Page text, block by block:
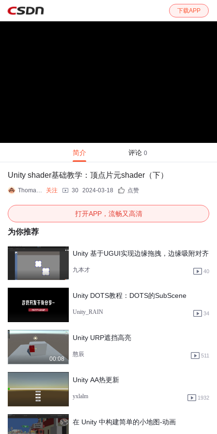
下载APP
简介 评论 0
Unity shader基础教学：顶点片元shader（下）
Thomas_YXQ 关注 30 2024-03-18 点赞
打开APP，流畅又高清
为你推荐
Unity 基于UGUI实现边缘拖拽，边缘吸附对齐
九本才 40
Unity DOTS教程：DOTS的SubScene
Unity_RAIN 34
00:08
Unity URP遮挡高亮
憨辰 511
Unity AA热更新
yxlalm 1932
在 Unity 中构建简单的小地图-动画